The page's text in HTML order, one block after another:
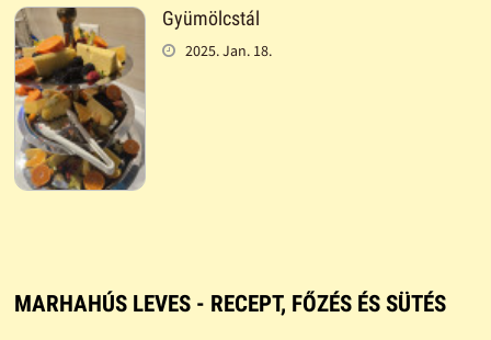
Gyümölcstál
2025. Jan. 18.
MARHAHÚS LEVES - RECEPT, FŐZÉS ÉS SÜTÉS